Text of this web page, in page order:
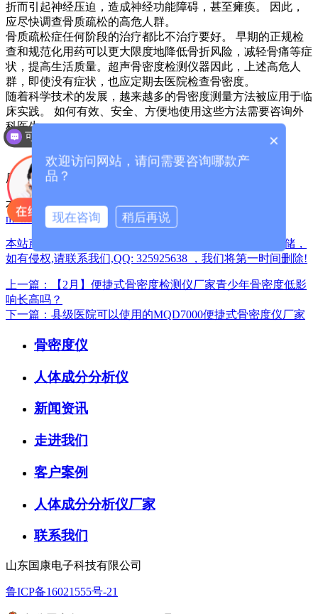
折而引起神经压迫，造成神经功能障碍，甚至瘫痪。 因此，
应尽快调查骨质疏松的高危人群。
骨质疏松症任何阶段的治疗都比不治疗要好。 早期的正规检
查和规范化用药可以更大限度地降低骨折风险，减轻骨痛等症
状，提高生活质量。超声骨密度检测仪器因此，上述高危人
群，即使没有症状，也应定期去医院检查骨密度。
随着科学技术的发展，越来越多的骨密度测量方法被应用于临
床实践。 如何有效、安全、方便地使用这些方法需要咨询外
科医生。
厂家咨询电话：13626329298（微信同号）
本篇文章网址：/index.php?
m=home&c=View&a=index&aid=1378
本站声明:网站部分内容及图片来源于网络,本站只提供存储，
如有侵权,请联系我们,QQ: 325925638 ，我们将第一时间删除!
上一篇：【2月】便捷式骨密度检测仪厂家青少年骨密度低影
响长高吗？
下一篇：县级医院可以使用的MQD7000便捷式骨密度仪厂家
骨密度仪
人体成分分析仪
新闻资讯
走进我们
客户案例
人体成分分析仪厂家
联系我们
山东国康电子科技有限公司
鲁ICP备16021555号-21
×
欢迎访问网站，请问需要咨询哪款产
品？
现在咨询 稍后再说